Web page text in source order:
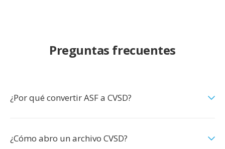
Preguntas frecuentes
¿Por qué convertir ASF a CVSD?
¿Cómo abro un archivo CVSD?